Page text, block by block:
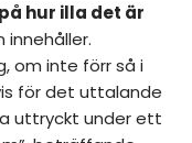
hur illa det är
innehåller.
om inte förr så i
för det uttalande
uttryckt under ett